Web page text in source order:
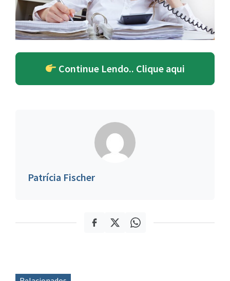
Continue Lendo.. Clique aqui
Patrícia Fischer